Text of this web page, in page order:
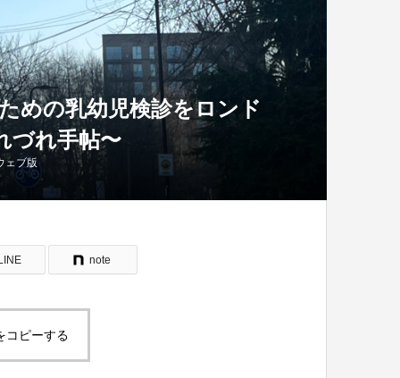
めの乳幼児検診をロンド
づれ手帖〜
ェブ版
note
コピーする